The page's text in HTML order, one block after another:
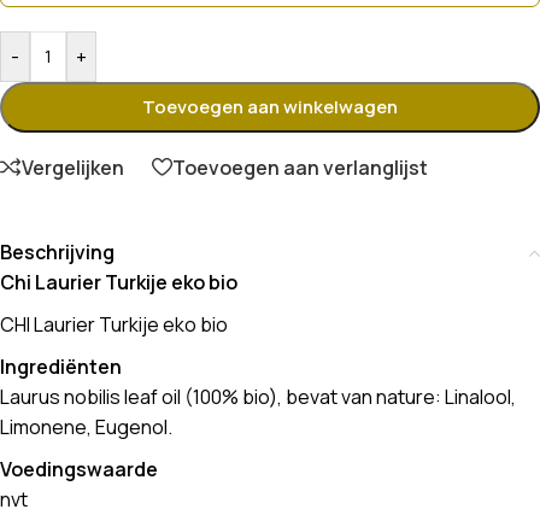
- +
Toevoegen aan winkelwagen
Vergelijken Toevoegen aan verlanglijst
Beschrijving
Chi Laurier Turkije eko bio
CHI Laurier Turkije eko bio
Ingrediënten
Laurus nobilis leaf oil (100% bio), bevat van nature: Linalool,
Limonene, Eugenol.
Voedingswaarde
nvt